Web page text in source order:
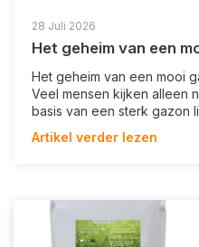
28 Juli 2026
Het geheim van een
Het geheim van een mooi
Veel mensen kijken alleen
basis van een sterk gazon
Artikel verder lezen